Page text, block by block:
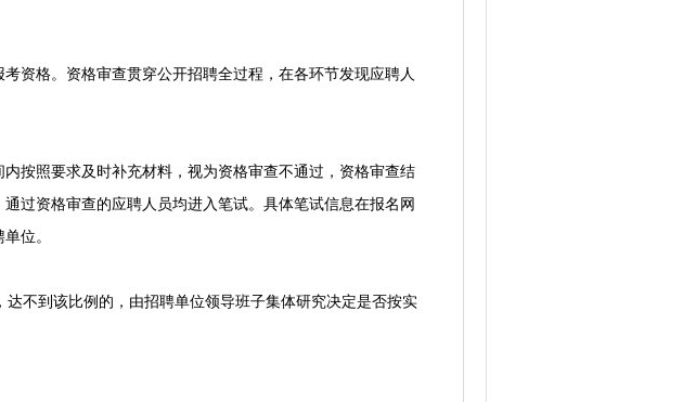
格。资格审查贯穿公开招聘全过程，在各环节发现应聘人
照要求及时补充材料，视为资格审查不通过，资格审查结
过资格审查的应聘人员均进入笔试。具体笔试信息在报名网
位。
不到该比例的，由招聘单位领导班子集体研究决定是否按实